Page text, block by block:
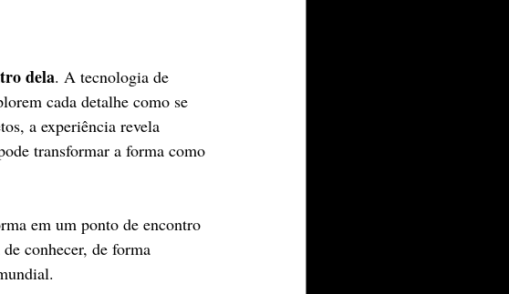
dela. A tecnologia de
cada detalhe como se
a experiência revela
transformar a forma como
em um ponto de encontro
conhecer, de forma